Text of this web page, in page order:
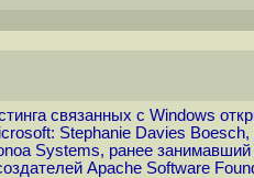
связанных с Windows
Stephanie Davies
Systems, ранее
Apache Software